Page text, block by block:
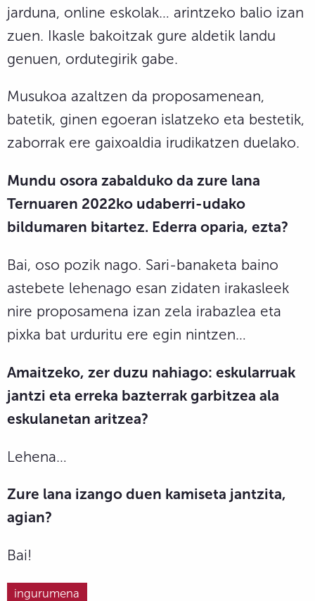
jarduna, online eskolak… arintzeko balio izan
zuen. Ikasle bakoitzak gure aldetik landu
genuen, ordutegirik gabe.
Musukoa azaltzen da proposamenean,
batetik, ginen egoeran islatzeko eta bestetik,
zaborrak ere gaixoaldia irudikatzen duelako.
Mundu osora zabalduko da zure lana
Ternuaren 2022ko udaberri-udako
bildumaren bitartez. Ederra oparia, ezta?
Bai, oso pozik nago. Sari-banaketa baino
astebete lehenago esan zidaten irakasleek
nire proposamena izan zela irabazlea eta
pixka bat urduritu ere egin nintzen…
Amaitzeko, zer duzu nahiago: eskularruak
jantzi eta erreka bazterrak garbitzea ala
eskulanetan aritzea?
Lehena…
Zure lana izango duen kamiseta jantzita,
agian?
Bai!
ingurumena